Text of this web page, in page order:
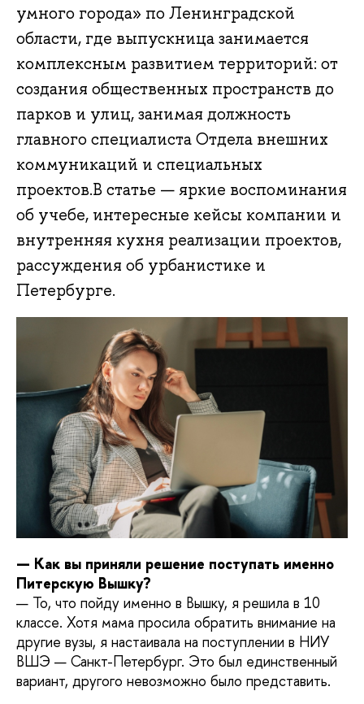
умного города» по Ленинградской
области, где выпускница занимается
комплексным развитием территорий: от
создания общественных пространств до
парков и улиц, занимая должность
главного специалиста Отдела внешних
коммуникаций и специальных
проектов.В статье — яркие воспоминания
об учебе, интересные кейсы компании и
внутренняя кухня реализации проектов,
рассуждения об урбанистике и
Петербурге.
— Как вы приняли решение поступать именно
Питерскую Вышку?
— То, что пойду именно в Вышку, я решила в 10
классе. Хотя мама просила обратить внимание на
другие вузы, я настаивала на поступлении в НИУ
ВШЭ — Санкт-Петербург. Это был единственный
вариант, другого невозможно было представить.